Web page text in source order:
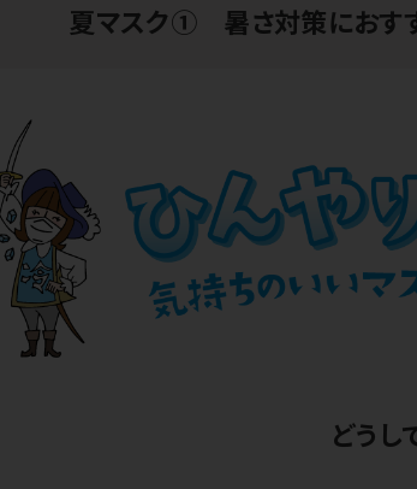
夏マスク① 暑さ対策におすす
どうし